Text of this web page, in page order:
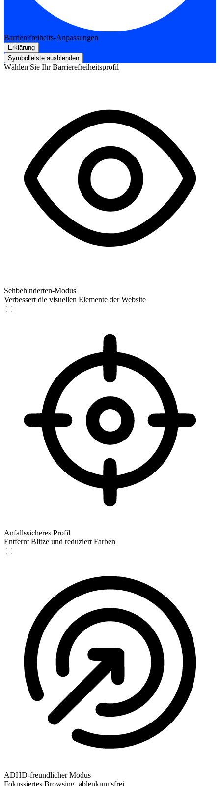
Barrierefreiheits-Anpassungen
Erklärung
Symbolleiste ausblenden
Wählen Sie Ihr Barrierefreiheitsprofil
Sehbehinderten-Modus
Verbessert die visuellen Elemente der Website
Anfallssicheres Profil
Entfernt Blitze und reduziert Farben
ADHD-freundlicher Modus
Fokussiertes Browsing, ablenkungsfrei